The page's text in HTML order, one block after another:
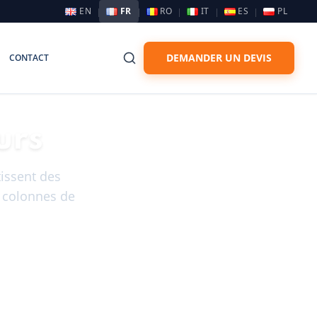
EN FR RO IT ES PL
CONTACT DEMANDER UN DEVIS
des
de